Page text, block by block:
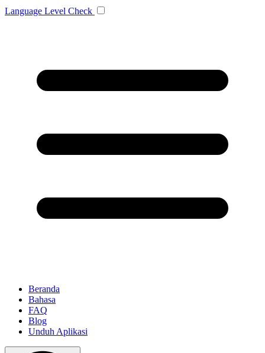
Language Level Check
Beranda
Bahasa
FAQ
Blog
Unduh Aplikasi